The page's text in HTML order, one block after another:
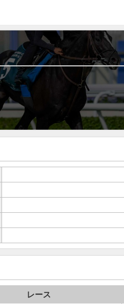
レース